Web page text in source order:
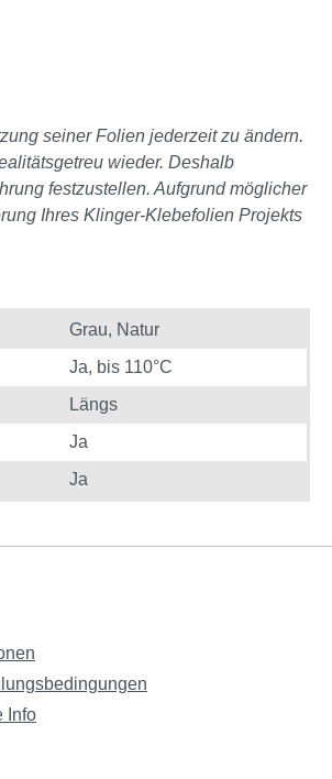
seiner Folien jederzeit zu ändern.
wieder. Deshalb
festzustellen. Aufgrund möglicher
Ihres Klinger-Klebefolien Projekts
Grau, Natur
Ja, bis 110°C
Längs
Ja
Ja
Info